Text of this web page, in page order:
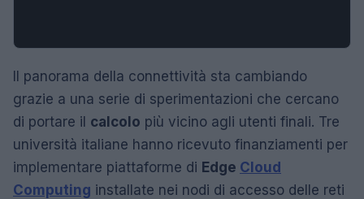
Il panorama della connettività sta cambiando
grazie a una serie di sperimentazioni che cercano
di portare il calcolo più vicino agli utenti finali. Tre
università italiane hanno ricevuto finanziamenti per
implementare piattaforme di Edge Cloud
Computing installate nei nodi di accesso delle reti